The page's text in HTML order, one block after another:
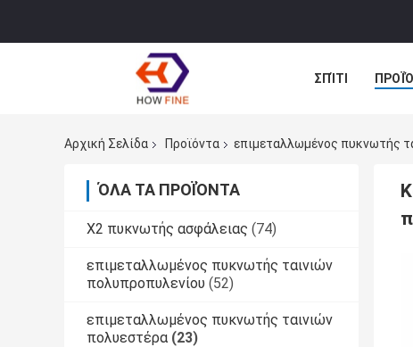
ΣΠΊΤΙ
Αρχική Σελίδα
Προϊόντα επιμεταλλωμένος πυκνωτής
ΌΛΑ ΤΑ ΠΡΟΪΌΝΤΑ
X2 πυκνωτής ασφάλειας (74)
επιμεταλλωμένος πυκνωτής ταινιών
πολυπροπυλενίου (52)
επιμεταλλωμένος πυκνωτής ταινιών
πολυεστέρα (23)